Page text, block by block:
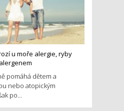
u moře alergie, ryby
pomáhá dětem a
nebo atopickým
po...